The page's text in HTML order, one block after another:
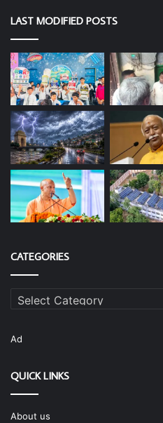
LAST MODIFIED POSTS
CATEGORIES
Categories
Ad
QUICK LINKS
About us